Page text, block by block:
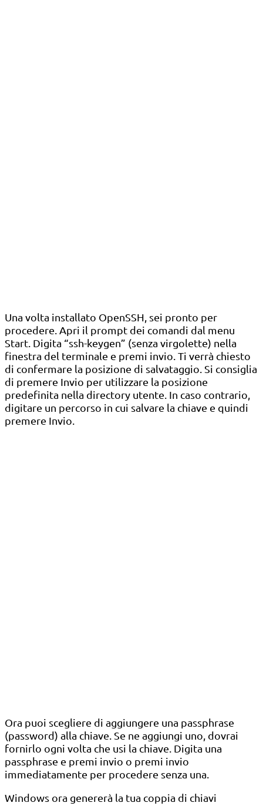
Una volta installato OpenSSH, sei pronto per
procedere. Apri il prompt dei comandi dal menu
Start. Digita “ssh-keygen” (senza virgolette) nella
finestra del terminale e premi invio. Ti verrà chiesto
di confermare la posizione di salvataggio. Si consiglia
di premere Invio per utilizzare la posizione
predefinita nella directory utente. In caso contrario,
digitare un percorso in cui salvare la chiave e quindi
premere Invio.
Ora puoi scegliere di aggiungere una passphrase
(password) alla chiave. Se ne aggiungi uno, dovrai
fornirlo ogni volta che usi la chiave. Digita una
passphrase e premi invio o premi invio
immediatamente per procedere senza una.
Windows ora genererà la tua coppia di chiavi